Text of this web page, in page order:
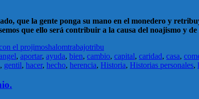
que la gente ponga su mano en el monedero y
que ello será contribuir a la causa del noajismo y
el projimoshalomtrabajotribu
, aportar, ayuda, bien, cambio, capital, caridad, casa,
, gentil, hacer, hecho, herencia, Historia, Historias personales,